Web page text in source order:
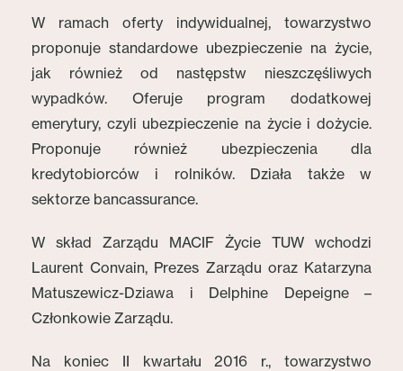
W ramach oferty indywidualnej, towarzystwo
proponuje standardowe ubezpieczenie na życie,
jak również od następstw nieszczęśliwych
wypadków. Oferuje program dodatkowej
emerytury, czyli ubezpieczenie na życie i dożycie.
Proponuje również ubezpieczenia dla
kredytobiorców i rolników. Działa także w
sektorze bancassurance.
W skład Zarządu MACIF Życie TUW wchodzi
Laurent Convain, Prezes Zarządu oraz Katarzyna
Matuszewicz-Dziawa i Delphine Depeigne –
Członkowie Zarządu.
Na koniec II kwartału 2016 r., towarzystwo